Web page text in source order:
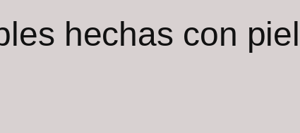
hechas con